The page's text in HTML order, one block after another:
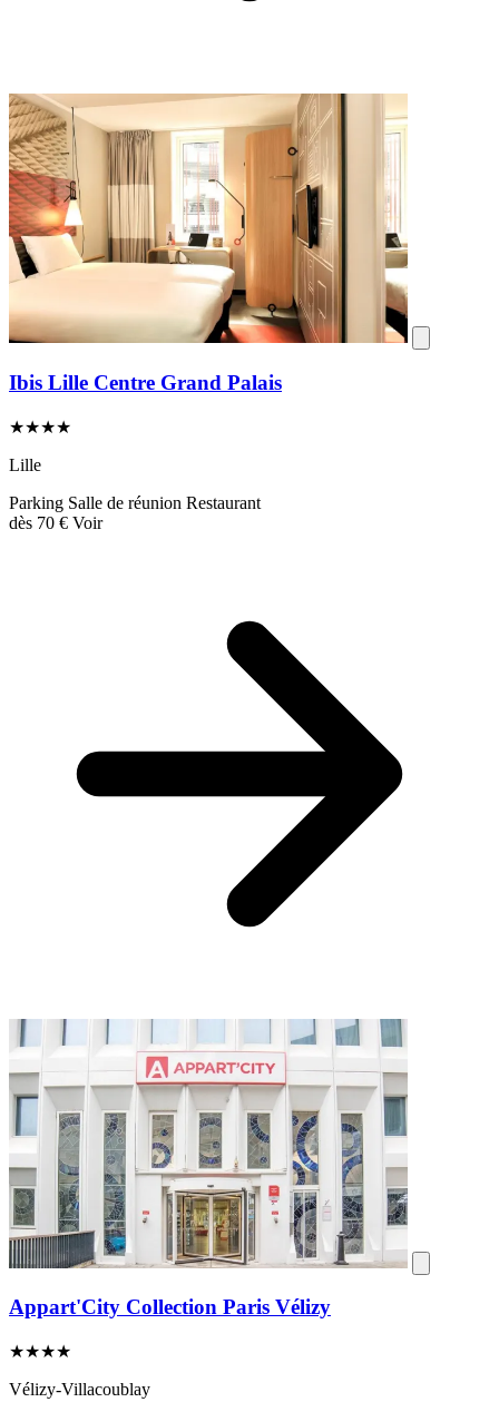
Ibis Lille Centre Grand Palais
★★★★
Lille
Parking Salle de réunion Restaurant
dès 70 € Voir
Appart'City Collection Paris Vélizy
★★★★
Vélizy-Villacoublay